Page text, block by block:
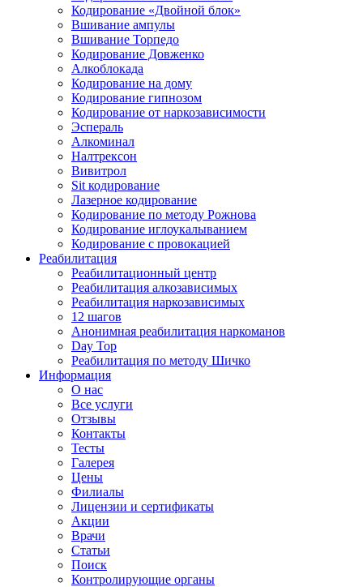
Кодирование «Двойной блок»
Вшивание ампулы
Вшивание Торпедо
Кодирование Довженко
Алкоблокада
Кодирование на дому
Кодирование гипнозом
Кодирование от наркозависимости
Эспераль
Алкоминал
Налтрексон
Вивитрол
Sit кодирование
Лазерное кодирование
Кодирование по методу Рожнова
Кодирование иглоукалыванием
Кодирование с провокацией
Реабилитация
Реабилитационный центр
Реабилитация алкозависимых
Реабилитация наркозависимых
12 шагов
Анонимная реабилитация наркоманов
Day Top
Реабилитация по методу Шичко
Информация
О нас
Все услуги
Отзывы
Контакты
Тесты
Галерея
Цены
Филиалы
Лицензии и сертификаты
Акции
Врачи
Статьи
Поиск
Контролирующие органы